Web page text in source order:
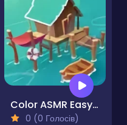
Color ASMR Easy Paint
0 (0 Голосів)